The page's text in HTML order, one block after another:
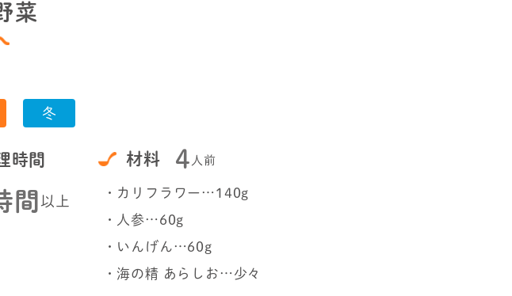
菜
冬
時間
間 以上
材料 4 人前
・カリフラワー…140g
・人参…60g
・いんげん…60g
・海の精 あらしお…少々